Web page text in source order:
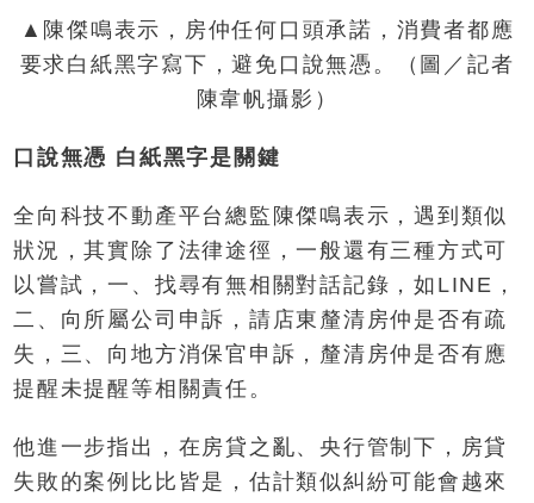
▲陳傑鳴表示，房仲任何口頭承諾，消費者都應
要求白紙黑字寫下，避免口說無憑。（圖／記者
陳韋帆攝影）
口說無憑 白紙黑字是關鍵
全向科技不動產平台總監陳傑鳴表示，遇到類似
狀況，其實除了法律途徑，一般還有三種方式可
以嘗試，一、找尋有無相關對話記錄，如LINE，
二、向所屬公司申訴，請店東釐清房仲是否有疏
失，三、向地方消保官申訴，釐清房仲是否有應
提醒未提醒等相關責任。
他進一步指出，在房貸之亂、央行管制下，房貸
失敗的案例比比皆是，估計類似糾紛可能會越來